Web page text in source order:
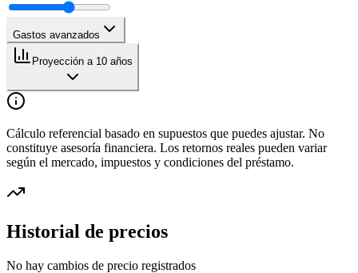
Gastos avanzados
Proyección a 10 años
Cálculo referencial basado en supuestos que puedes ajustar. No
constituye asesoría financiera. Los retornos reales pueden variar
según el mercado, impuestos y condiciones del préstamo.
Historial de precios
No hay cambios de precio registrados